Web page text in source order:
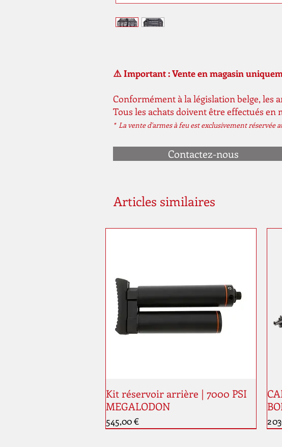
⚠️ Important : Vente en magasin
Conformément à la législation belge, les
Tous les achats doivent être effectués
* La vente d'armes à feu est exclusivement réservée
Contactez-nous
Articles similaires
Kit réservoir arrière | 7000 PSI
MEGALODON
Prix
545,00 € 2